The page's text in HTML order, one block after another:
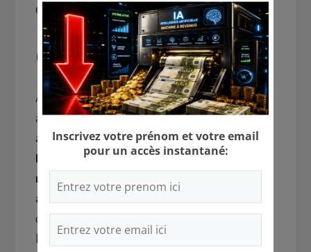
est aussi à votre goût.
Grâce aux entretiens
Avec ces bonnes habitudes, vous ne serez jamais
à court de locataires, elles garantiront entre
autres leur fidélité, d’où la rentabilité.
L’entretien est alors une condition de
rentabilité qu’il ne faut pas négliger après avoir
acheté un studio
quelconque) pour le louer. Il faut que